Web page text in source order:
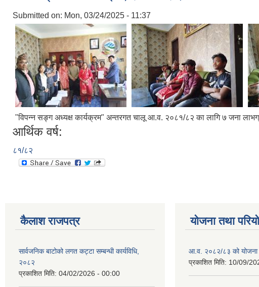
Submitted on: Mon, 03/24/2025 - 11:37
"विपन्न सङ्ग अध्यक्ष कार्यक्रम" अन्तरगत चालू आ.व. २०८१/८२ का लागि ७ जना
आर्थिक वर्ष:
८१/८२
कैलाश राजपत्र
सार्वजनिक बाटोको लगत कट्टा सम्बन्धी कार्यविधि,
२०८२
प्रकाशित मिति: 04/02/2026 - 00:00
योजना तथा
आ.व. २०८२/८३ को योजना
प्रकाशित मिति: 10/09/